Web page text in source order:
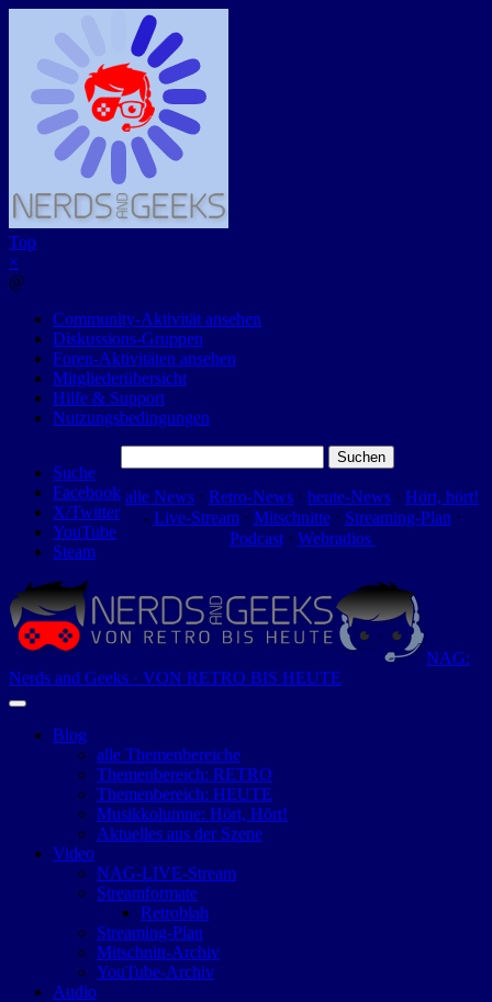
Top
×
@
Community-Aktivität ansehen
Diskussions-Gruppen
Foren-Aktivitäten ansehen
Mitgliederübersicht
Hilfe & Support
Nutzungsbedingungen
Suche
Facebook
X/Twitter
YouTube
Steam
nach:
alle News ⋅ Retro-News ⋅ heute-News ⋅ Hört, hört!
- Live-Stream⋅ Mitschnitte⋅ Streaming-Plan ⋅
Podcast⋅ Webradios
NAG:
Nerds and Geeks · VON RETRO BIS HEUTE
Blog
alle Themenbereiche
Themenbereich: RETRO
Themenbereich: HEUTE
Musikkolumne: Hört, Hört!
Aktuelles aus der Szene
Video
NAG-LIVE-Stream
Streamformate
Retroblah
Streaming-Plan
Mitschnitt-Archiv
YouTube-Archiv
Audio